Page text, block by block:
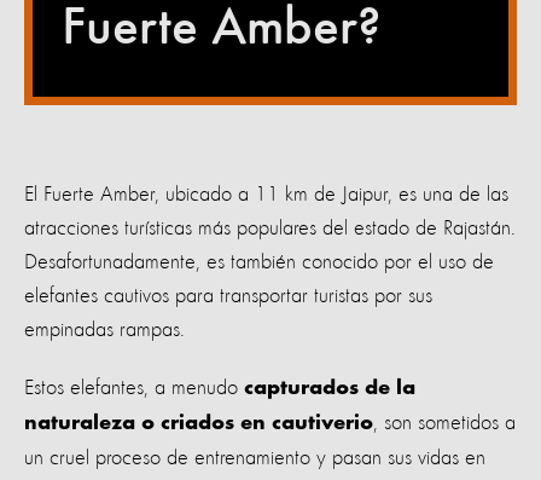
Fuerte Amber?
El Fuerte Amber, ubicado a 11 km de Jaipur, es una de las
atracciones turísticas más populares del estado de Rajastán.
Desafortunadamente, es también conocido por el uso de
elefantes cautivos para transportar turistas por sus
empinadas rampas.
Estos elefantes, a menudo capturados de la
naturaleza o criados en cautiverio, son sometidos a
un cruel proceso de entrenamiento y pasan sus vidas en